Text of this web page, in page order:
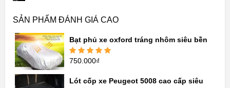
SẢN PHẨM ĐÁNH GIÁ CAO
Bạt phủ xe oxford tráng nhôm siêu bền
Được xếp
750.000₫
Lót cốp xe Peugeot 5008 cao cấp siêu